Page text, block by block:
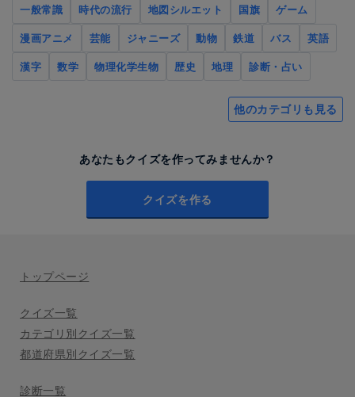
一般常識 時代の流行 地図シルエット 国旗
ゲーム
漫画アニメ
芸能 ジャニーズ 動物 鉄道 バス
英語
漢字
数学 物理化学生物 歴史 地理 診断・占い
他のカテゴリも見る
あなたもクイズを作ってみませんか？
クイズを作る
トップページ
クイズ一覧
カテゴリ別クイズ一覧
都道府県別クイズ一覧
診断一覧